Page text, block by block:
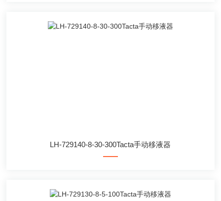
LH-729140-8-30-300Tacta手动移液器